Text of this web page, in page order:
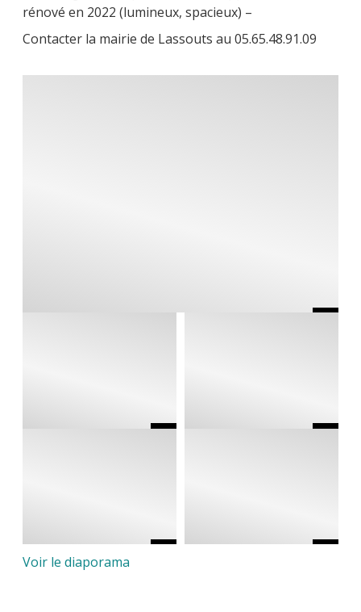
rénové en 2022 (lumineux, spacieux) –
Contacter la mairie de Lassouts au 05.65.48.91.09
Voir le diaporama